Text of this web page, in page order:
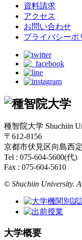
資料請求
アクセス
お問い合わせ
プライバシーポ
種智院大学 Shuchiin
〒612-8156
京都市伏見区向島西
Tel : 075-604-5600(代)
Fax : 075-604-5610
© Shuchiin University.
大学概要